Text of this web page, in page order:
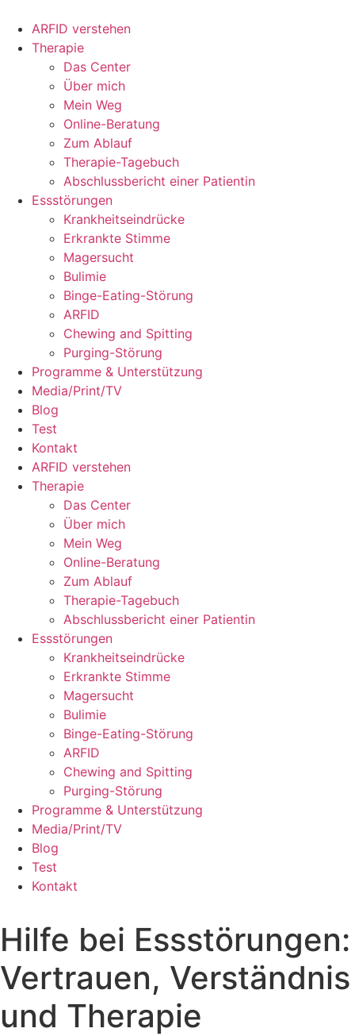
Inhalt
springen
ARFID verstehen
Therapie
Das Center
Über mich
Mein Weg
Online-Beratung
Zum Ablauf
Therapie-Tagebuch
Abschlussbericht einer Patientin
Essstörungen
Krankheitseindrücke
Erkrankte Stimme
Magersucht
Bulimie
Binge-Eating-Störung
ARFID
Chewing and Spitting
Purging-Störung
Programme & Unterstützung
Media/Print/TV
Blog
Test
Kontakt
ARFID verstehen
Therapie
Das Center
Über mich
Mein Weg
Online-Beratung
Zum Ablauf
Therapie-Tagebuch
Abschlussbericht einer Patientin
Essstörungen
Krankheitseindrücke
Erkrankte Stimme
Magersucht
Bulimie
Binge-Eating-Störung
ARFID
Chewing and Spitting
Purging-Störung
Programme & Unterstützung
Media/Print/TV
Blog
Test
Kontakt
Hilfe bei Essstörungen:
Vertrauen, Verständnis
und Therapie